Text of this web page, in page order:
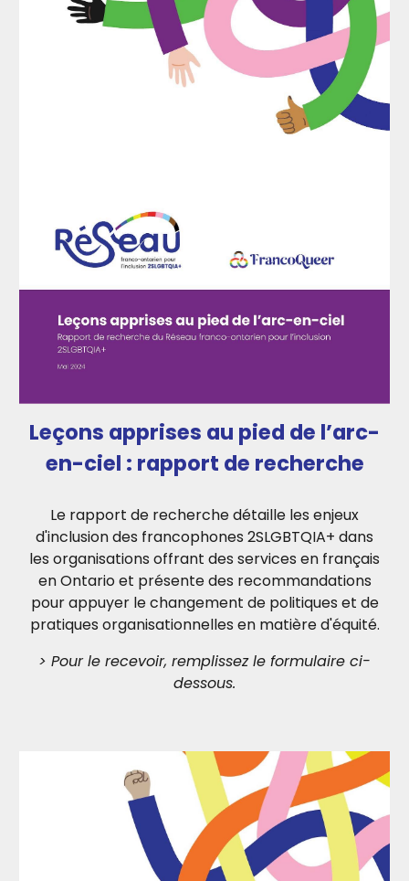
Leçons apprises au pied de l’arc-
en-ciel : rapport de recherche
Le rapport de recherche détaille les enjeux
d'inclusion des francophones 2SLGBTQIA+ dans
les organisations offrant des services en français
en Ontario et présente des recommandations
pour appuyer le changement de politiques et de
pratiques organisationnelles en matière d'équité.
> Pour le recevoir, remplissez le formulaire ci-
dessous.